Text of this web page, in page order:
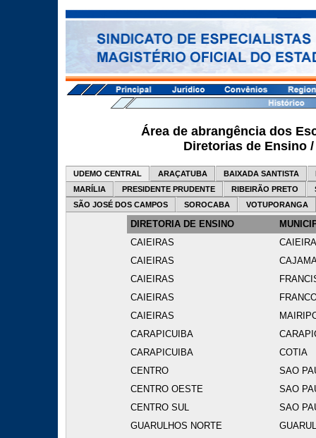
Área de abrangência dos
Diretorias de Ensino
UDEMO CENTRAL ARAÇATUBA BAIXADA SANTISTA
MARÍLIA
PRESIDENTE PRUDENTE RIBEIRÃO PRETO
SÃO JOSÉ DOS CAMPOS
SOROCABA VOTUPORANGA
DIRETORIA DE ENSINO
CAIEIRAS
CAIEIRAS
CAIEIRAS
CAIEIRAS
CAIEIRAS
CARAPICUIBA
CARAPICUIBA
COTIA
CENTRO
SAO
CENTRO OESTE
SAO
CENTRO SUL
SAO
GUARULHOS NORTE